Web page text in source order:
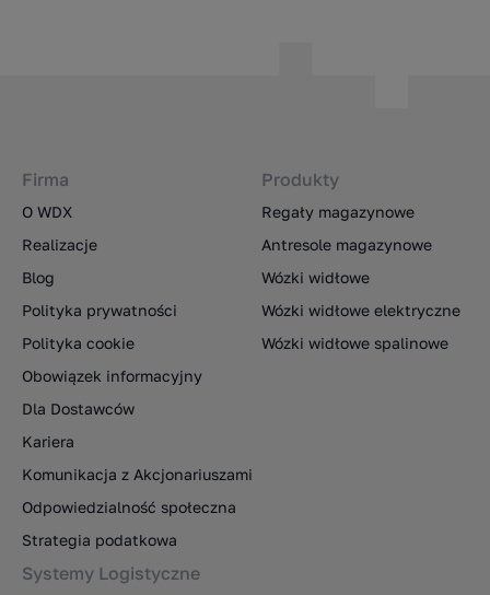
Firma
O WDX
Realizacje
Blog
Polityka prywatności
Polityka cookie
Obowiązek informacyjny
Dla Dostawców
Kariera
Komunikacja z Akcjonariuszami
Odpowiedzialność społeczna
Strategia podatkowa
Produkty
Regały magazynowe
Antresole magazynowe
Wózki widłowe
Wózki widłowe elektryczne
Wózki widłowe spalinowe
Systemy Logistyczne